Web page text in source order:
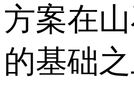
方案在
的基础